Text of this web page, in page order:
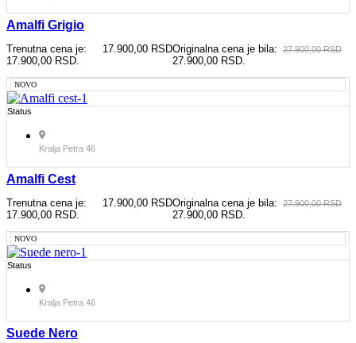
Amalfi Grigio
27.900,00RSD
Originalna cena je bila:
27.900,00 RSD.
17.900,00 RSD
Trenutna cena je:
17.900,00 RSD.
NOVO
Status
Kralja Petra 46
Amalfi Cest
27.900,00RSD
Originalna cena je bila:
27.900,00 RSD.
17.900,00 RSD
Trenutna cena je:
17.900,00 RSD.
NOVO
Status
Kralja Petra 46
Suede Nero